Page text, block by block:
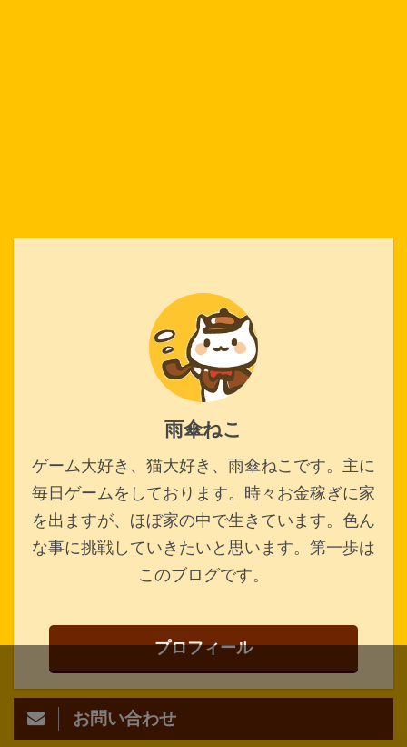
雨傘ねこ
ゲーム大好き、猫大好き、雨傘ねこです。主に
毎日ゲームをしております。時々お金稼ぎに家
を出ますが、ほぼ家の中で生きています。色ん
な事に挑戦していきたいと思います。第一歩は
このブログです。
プロフィール
お問い合わせ